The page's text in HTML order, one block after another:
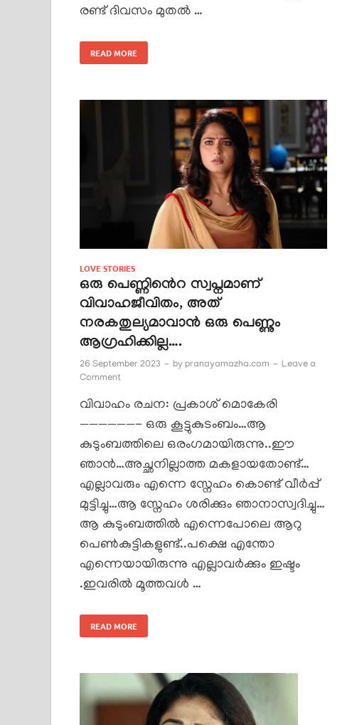
രണ്ട് ദിവസം മുതൽ …
READ MORE
LOVE STORIES
ഒരു പെണ്ണിൻെറ സ്വപ്നമാണ്
വിവാഹജീവിതം, അത്
നരകതുല്യമാവാൻ ഒരു പെണ്ണും
ആഗ്രഹിക്കില്ല….
26 September 2023 - by pranayamazha.com - Leave a
Comment
വിവാഹം രചന: പ്രകാശ് മൊകേരി
——————- ഒരു കൂട്ടുകുടംബം…ആ
കുടുംബത്തിലെ ഒരംഗമായിരുന്നു..ഈ
ഞാൻ…അച്ഛനില്ലാത്ത മകളായതോണ്ട്…
എല്ലാവരും എന്നെ സ്നേഹം കൊണ്ട് വീർപ്പ്
മുട്ടിച്ചു…ആ സ്നേഹം ശരിക്കും ഞാനാസ്വദിച്ചു…
ആ കുടുംബത്തിൽ എന്നെപോലെ ആറു
പെൺകുട്ടികളുണ്ട്..പക്ഷെ എന്തോ
എന്നെയായിരുന്നു എല്ലാവർക്കും ഇഷ്ടം
.ഇവരിൽ മൂത്തവൾ …
READ MORE